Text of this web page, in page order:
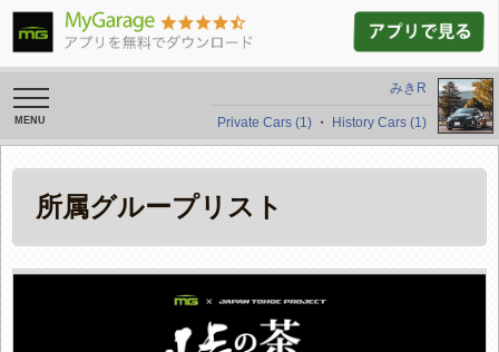
toggle
navigation
みきR
Private Cars (1) ・ History Cars (1)
所属グループリスト